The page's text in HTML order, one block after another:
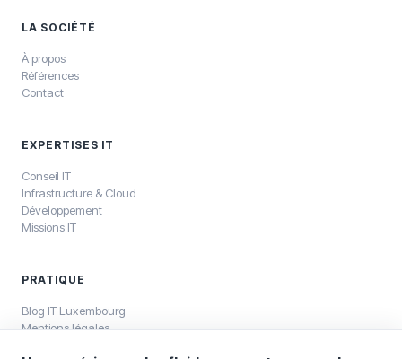
LA SOCIÉTÉ
À propos
Références
Contact
EXPERTISES IT
Conseil IT
Infrastructure & Cloud
Développement
Missions IT
PRATIQUE
Blog IT Luxembourg
Mentions légales